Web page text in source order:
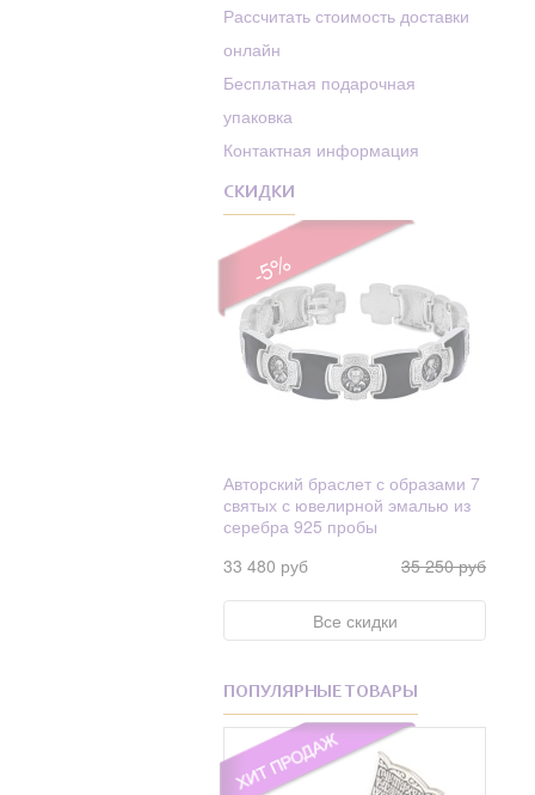
Родолит
Рубин
Сапфир
Сапфир Фианит
Swarovski
Сапфиры
Стекло
Стразы
Танзанит
Текстиль
Топаз
Фианит
Фианит Swarovski
Фианит Swarovski
Хризолит
Циркон
Цитрин
Алексей
Алексий (Алексей)
Алиса
Амос
Анастасий
Анастасия
Анатолий
Ангел Хранитель
Ангелина
Анжелика)
Андрей
Антон, Антоний
Антоний
Антонина
Рассчитать стоимость доставки
онлайн
Бесплатная подарочная
упаковка
Контактная информация
СКИДКИ
-5%
Авторский браслет с образами 7
святых с ювелирной эмалью из
серебра 925 пробы
33 480 руб
35 250 руб
Все скидки
ПОПУЛЯРНЫЕ ТОВАРЫ